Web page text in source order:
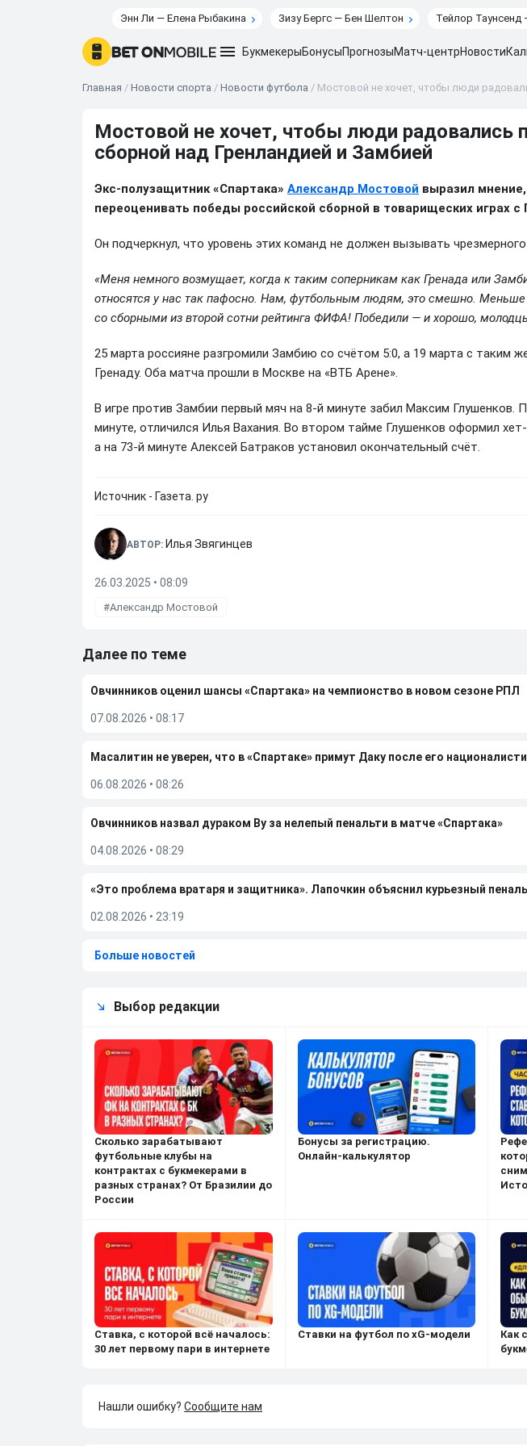
Энн Ли — Елена Рыбакина Зизу Бергс — Бен Шелтон Тейлор Таунсенд
БукмекерыБонусыПрогнозыМатч-центрНовости
Главная / Новости спорта / Новости футбола / Мостовой не хочет, чтобы люди
Мостовой не хочет, чтобы люди радовались
сборной над Гренландией и Замбией
Экс-полузащитник «Спартака» Александр Мостовой выразил
переоценивать победы российской сборной в товарищеских играх с
Он подчеркнул, что уровень этих команд не должен вызывать чрезмерного
«Меня немного возмущает, когда к таким соперникам как Гренада или
относятся у нас так пафосно. Нам, футбольным людям, это смешно.
со сборными из второй сотни рейтинга ФИФА! Победили — и хорошо,
25 марта россияне разгромили Замбию со счётом 5:0, а 19 марта с таким
Гренаду. Оба матча прошли в Москве на «ВТБ Арене».
В игре против Замбии первый мяч на 8-й минуте забил Максим Глушенков.
минуте, отличился Илья Вахания. Во втором тайме Глушенков оформил
а на 73-й минуте Алексей Батраков установил окончательный счёт.
Источник - Газета. ру
АВТОР: Илья Звягинцев
26.03.2025 • 08:09
Александр Мостовой
Далее по теме
Овчинников оценил шансы «Спартака» на чемпионство в новом сезоне РПЛ
07.08.2026 • 08:17
Масалитин не уверен, что в «Спартаке» примут Даку после его
06.08.2026 • 08:26
Овчинников назвал дураком Ву за нелепый пенальти в матче «Спартака»
04.08.2026 • 08:29
«Это проблема вратаря и защитника». Лапочкин объяснил курьезный
02.08.2026 • 23:19
Больше новостей
Выбор редакции
Сколько зарабатывают
футбольные клубы на
контрактах с букмекерами в
разных странах? От Бразилии до
России
Бонусы за регистрацию.
Онлайн-калькулятор
Ставка, с которой всё началось:
30 лет первому пари в интернете
Ставки на футбол по xG-модели
Как
Нашли ошибку? Сообщите нам